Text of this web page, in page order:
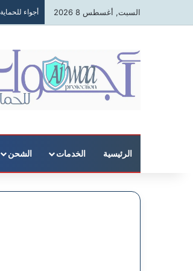
السبت, أغسطس 8 2026 أجواء للحماية
الرئيسية الخدمات الشحن